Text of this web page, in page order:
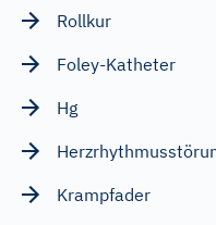
Rollkur
Foley-Katheter
Hg
Krampfader